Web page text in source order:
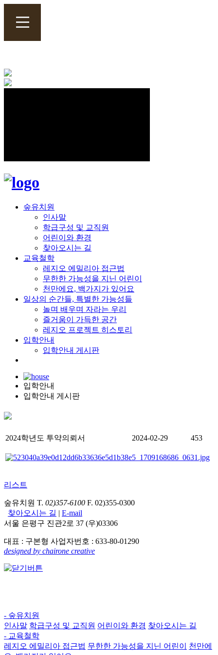
숲유치원
인사말
학급구성 및 교직원
어린이와 환경
찾아오시는 길
교육철학
레지오 에밀리아 접근법
무한한 가능성을 지닌 어린이
천만에요, 백가지가 있어요
일상의 순간들, 특별한 가능성들
놀며 배우며 자라는 우리
즐거움이 가득한 공간
레지오 프로젝트 히스토리
입학안내
입학안내 게시판
입학안내
입학안내 게시판
2024학년도 투약의뢰서 2024-02-29 453
리스트
숲유치원 T. 02)357-6100 F. 02)355-0300
찾아오시는 길 | E-mail
서울 은평구 진관2로 37 (우)03306
대표 : 구본형 사업자번호 : 633-80-01290
designed by chairone creative
- 숲유치원
인사말 학급구성 및 교직원 어린이와 환경 찾아오시는 길
- 교육철학
레지오 에밀리아 접근법 무한한 가능성을 지닌 어린이
천만에